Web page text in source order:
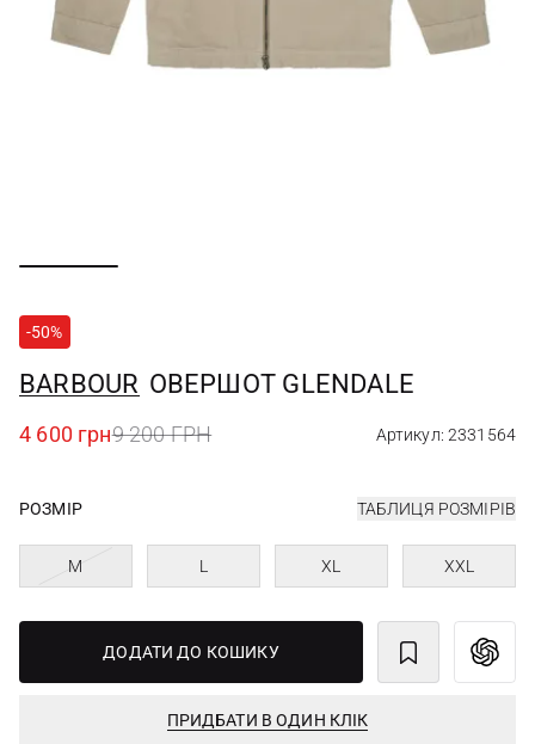
-50%
BARBOUR ОВЕРШОТ GLENDALE
4 600 грн9 200 ГРН Артикул: 2331564
РОЗМІР ТАБЛИЦЯ РОЗМІРІВ
M L XL XXL
ДОДАТИ ДО КОШИКУ
ПРИДБАТИ В ОДИН КЛІК